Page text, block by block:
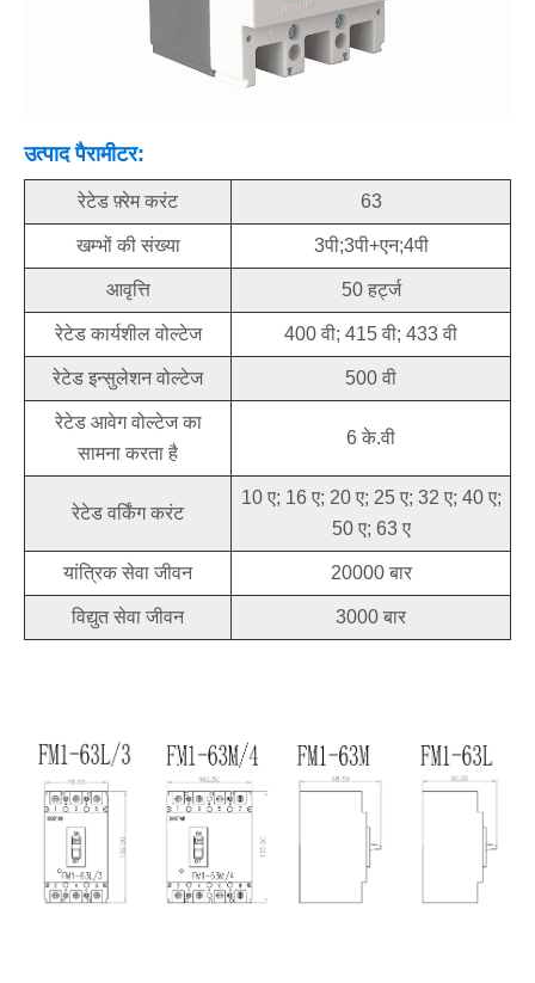
उत्पाद पैरामीटर:
रेटेड फ़्रेम करंट 63
खम्भों की संख्या 3पी;3पी+एन;4पी
आवृत्ति 50 हर्ट्ज
रेटेड कार्यशील वोल्टेज 400 वी; 415 वी; 433 वी
रेटेड इन्सुलेशन वोल्टेज 500 वी
रेटेड आवेग वोल्टेज का
सामना करता है
6 के.वी
रेटेड वर्किंग करंट
10 ए; 16 ए; 20 ए; 25 ए; 32 ए; 40 ए;
50 ए; 63 ए
यांत्रिक सेवा जीवन 20000 बार
विद्युत सेवा जीवन 3000 बार